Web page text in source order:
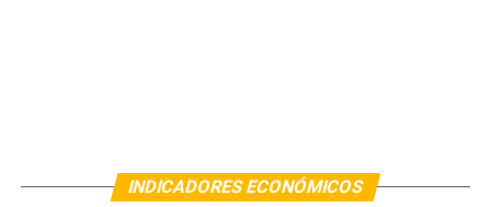
INDICADORES ECONÓMICOS